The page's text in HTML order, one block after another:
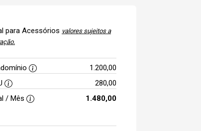
para Acessórios valores sujeitos a
1.200,00
280,00
/ Mês
1.480,00